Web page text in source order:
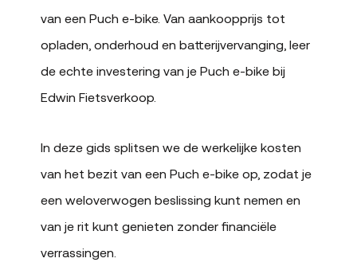
van een Puch e-bike. Van aankoopprijs tot
opladen, onderhoud en batterijvervanging, leer
de echte investering van je Puch e-bike bij
Edwin Fietsverkoop.
In deze gids splitsen we de werkelijke kosten
van het bezit van een Puch e-bike op, zodat je
een weloverwogen beslissing kunt nemen en
van je rit kunt genieten zonder financiële
verrassingen.